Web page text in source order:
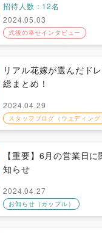
招待人数：12名
2024.05.03
式後の幸せインタビュー
リアル花嫁が選んだド
総まとめ！
2024.04.29
スタッフブログ（ウエディング
【重要】6月の営業日
知らせ
2024.04.27
お知らせ（カップル）